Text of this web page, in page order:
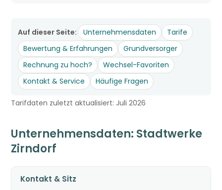
Auf dieser Seite: Unternehmensdaten
Tarife
Bewertung & Erfahrungen
Grundversorger
Rechnung zu hoch?
Wechsel-Favoriten
Kontakt & Service
Häufige Fragen
Tarifdaten zuletzt aktualisiert: Juli 2026
Unternehmensdaten: Stadtwerke
Zirndorf
Kontakt & Sitz